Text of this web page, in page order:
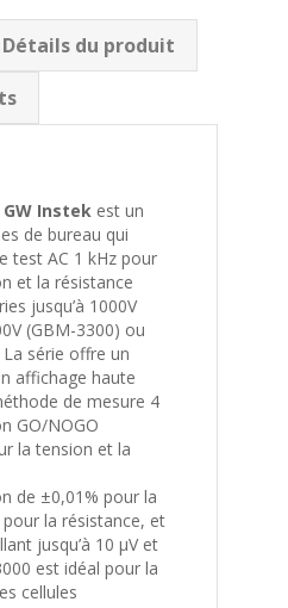
Détails du produit
GW Instek est un
de bureau qui
test AC 1 kHz pour
et la résistance
jusqu’à 1000V
(GBM-3300) ou
série offre un
affichage haute
de mesure 4
GO/NOGO
la tension et la
de ±0,01% pour la
la résistance, et
jusqu’à 10 μV et
est idéal pour la
cellules